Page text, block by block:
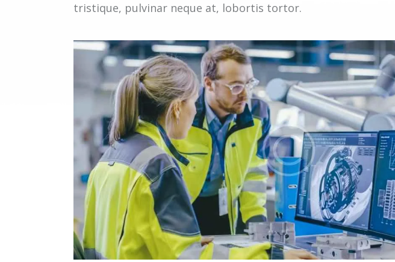
tristique, pulvinar neque at, lobortis tortor.